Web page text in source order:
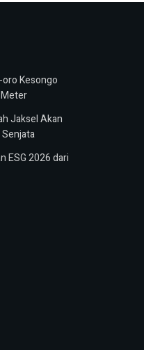
Kesongo
Jaksel Akan
ESG 2026 dari